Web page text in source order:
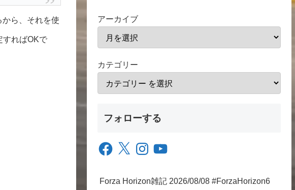
ら、それを使
すればOKで
アーカイブ
カテゴリー
フォローする
Facebook
X InstagramYouTube
Forza Horizon雑記 2026/08/08 #ForzaHorizon6